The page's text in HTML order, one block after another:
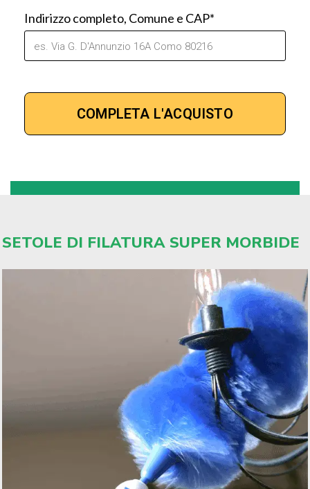
Indirizzo completo, Comune e CAP*
SETOLE DI FILATURA SUPER MORBIDE